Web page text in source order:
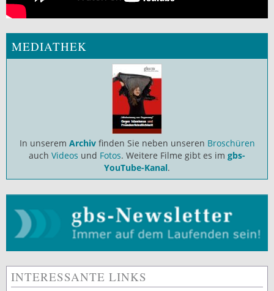
MEDIATHEK
In unserem Archiv finden Sie neben unseren Broschüren
auch Videos und Fotos. Weitere Filme gibt es im gbs-
YouTube-Kanal.
INTERESSANTE LINKS